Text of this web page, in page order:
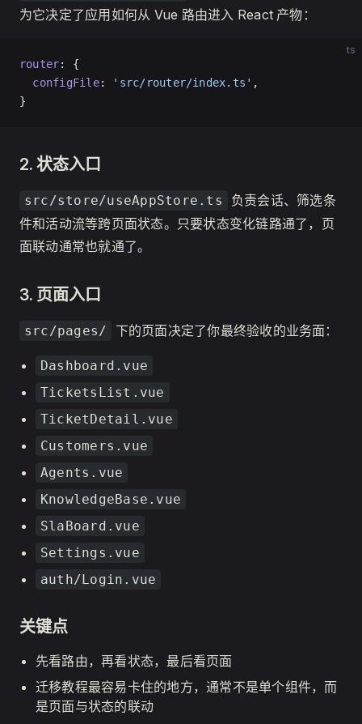
为它决定了应用如何从 Vue 路由进入 React 产物：
ts
router: {
  configFile
: 'src/router/index.ts' ,
}
2. 状态入口
src/store/useAppStore.ts
负责会话、筛选条
件和活动流等跨页面状态。只要状态变化链路通了，页
面联动通常也就通了。
3. 页面入口
src/pages/ 下的页面决定了你最终验收的业务面：
Dashboard.vue
TicketsList.vue
TicketDetail.vue
Customers.vue
Agents.vue
KnowledgeBase.vue
SlaBoard.vue
Settings.vue
auth/Login.vue
关键点
先看路由，再看状态，最后看页面
迁移教程最容易卡住的地方，通常不是单个组件，而
是页面与状态的联动